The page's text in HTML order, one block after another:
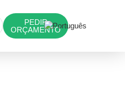
PEDIR
ORÇAMENTO